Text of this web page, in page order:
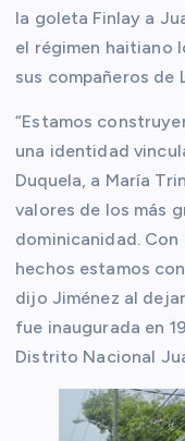
la goleta Finlay a
el régimen haitiano
sus compañeros de
“Estamos
una identidad
Duquela, a María
valores de los más
dominicanidad.
hechos estamos
dijo Jiménez al
fue inaugurada en
Distrito Nacional